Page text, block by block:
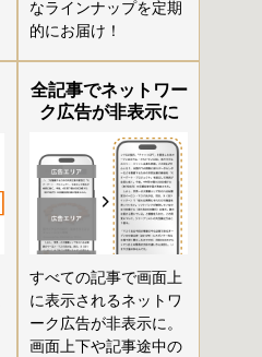
なラインナップを定期
的にお届け！
全記事でネットワー
ク広告が非表示に
すべての記事で画面上
に表示されるネットワ
ーク広告が非表示に。
画面上下や記事途中の